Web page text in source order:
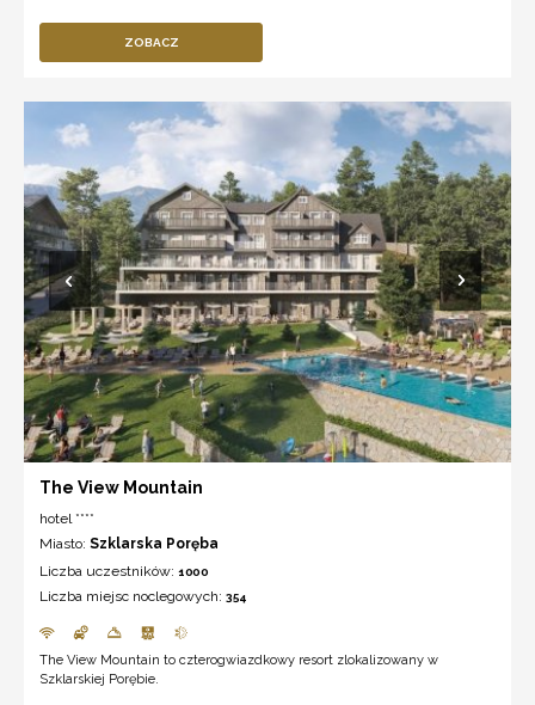
ZOBACZ
The View Mountain
hotel ****
Miasto: Szklarska Poręba
Liczba uczestników: 1000
Liczba miejsc noclegowych: 354
The View Mountain to czterogwiazdkowy resort zlokalizowany w
Szklarskiej Porębie.